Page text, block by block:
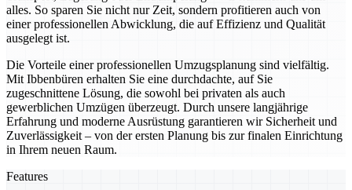
alles. So sparen Sie nicht nur Zeit, sondern profitieren auch von
einer professionellen Abwicklung, die auf Effizienz und Qualität
ausgelegt ist.
Die Vorteile einer professionellen Umzugsplanung sind vielfältig.
Mit Ibbenbüren erhalten Sie eine durchdachte, auf Sie
zugeschnittene Lösung, die sowohl bei privaten als auch
gewerblichen Umzügen überzeugt. Durch unsere langjährige
Erfahrung und moderne Ausrüstung garantieren wir Sicherheit und
Zuverlässigkeit – von der ersten Planung bis zur finalen Einrichtung
in Ihrem neuen Raum.
Features